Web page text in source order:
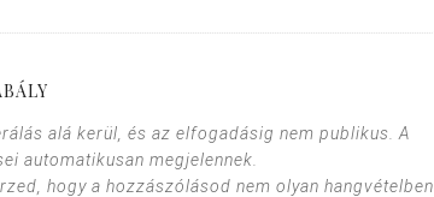
alá kerül, és az elfogadásig nem publikus. A
automatikusan megjelennek.
hogy a hozzászólásod nem olyan hangvételben